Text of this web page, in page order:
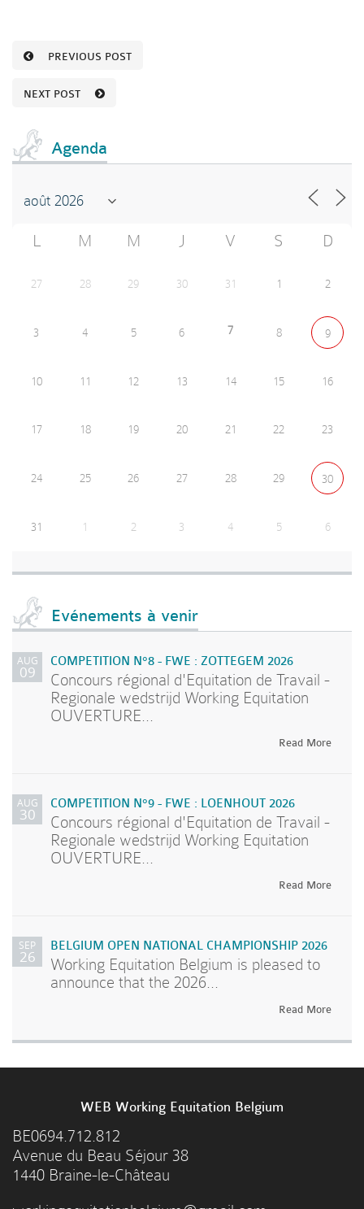
PREVIOUS POST
NEXT POST
Agenda
L M M J V S D
27 28 29 30 31 1 2
3 4 5 6 7 8 9
10 11 12 13 14 15 16
17 18 19 20 21 22 23
24 25 26 27 28 29 30
31 1 2 3 4 5 6
Evénements à venir
AUG
09
COMPETITION N°8 - FWE : ZOTTEGEM 2026
Concours régional d'Equitation de Travail -
Regionale wedstrijd Working Equitation
OUVERTURE...
Read More
AUG
30
COMPETITION N°9 - FWE : LOENHOUT 2026
Concours régional d'Equitation de Travail -
Regionale wedstrijd Working Equitation
OUVERTURE...
Read More
SEP
26
BELGIUM OPEN NATIONAL CHAMPIONSHIP 2026
Working Equitation Belgium is pleased to
announce that the 2026...
Read More
WEB Working Equitation Belgium
BE0694.712.812
Avenue du Beau Séjour 38
1440 Braine-le-Château